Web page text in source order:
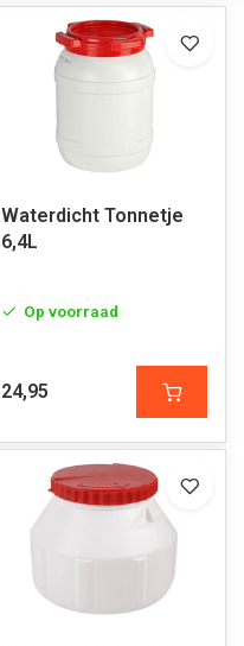
Waterdicht Tonnetje
6,4L
Op voorraad
24,95